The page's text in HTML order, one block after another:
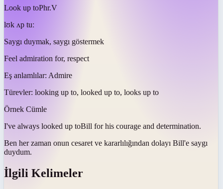
Look up toPhr.V
lʊk ʌp tuː
Saygı duymak, saygı göstermek
Feel admiration for, respect
Eş anlamlılar: Admire
Türevler: looking up to, looked up to, looks up to
Örnek Cümle
I've always looked up toBill for his courage and determination.
Ben her zaman onun cesaret ve kararlılığından dolayı Bill'e saygı
duydum.
İlgili Kelimeler